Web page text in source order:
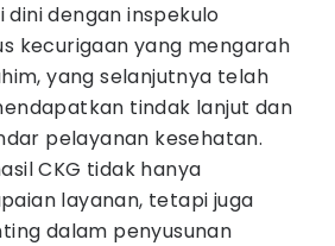
dengan inspekulo
kecurigaan yang mengarah
yang selanjutnya telah
tindak lanjut dan
pelayanan kesehatan.
CKG tidak hanya
layanan, tetapi juga
dalam penyusunan